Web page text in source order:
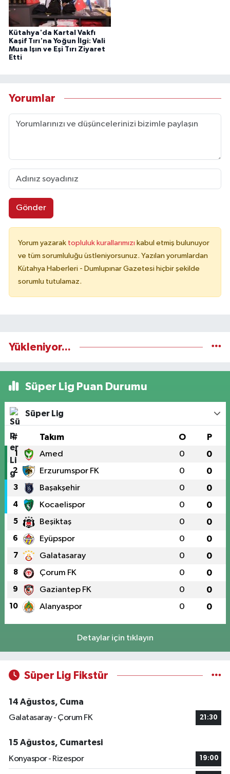
Kütahya'da Kartal Vakfı
Kaşif Tırı'na Yoğun İlgi: Vali
Musa Işın ve Eşi Tırı Ziyaret
Etti
Yorumlar
Gönder
Yorum yazarak topluluk kurallarımızı kabul etmiş bulunuyor
ve tüm sorumluluğu üstleniyorsunuz. Yazılan yorumlardan
Kütahya Haberleri - Dumlupınar Gazetesi hiçbir şekilde
sorumlu tutulamaz.
Yükleniyor...
Süper Lig Puan Durumu
Süper Lig
# Takım O P
1 Amed 0 0
2 Erzurumspor FK 0 0
3 Başakşehir 0 0
4 Kocaelispor 0 0
5 Beşiktaş 0 0
6 Eyüpspor 0 0
7 Galatasaray 0 0
8 Çorum FK 0 0
9 Gaziantep FK 0 0
10 Alanyaspor 0 0
Detaylar için tıklayın
Süper Lig Fikstür
14 Ağustos, Cuma
Galatasaray - Çorum FK
21:30
15 Ağustos, Cumartesi
Konyaspor - Rizespor
19:00